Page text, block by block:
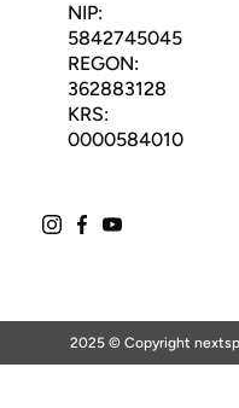
NIP:
5842745045
REGON:
362883128
KRS:
0000584010